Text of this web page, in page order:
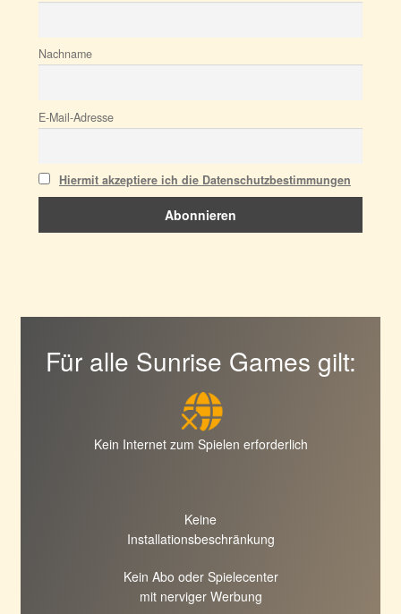
Nachname
E-Mail-Adresse
Hiermit akzeptiere ich die Datenschutzbestimmungen
Für alle Sunrise Games gilt:
Kein Internet zum Spielen erforderlich
Keine
Installationsbeschränkung
Kein Abo oder Spielecenter
mit nerviger Werbung